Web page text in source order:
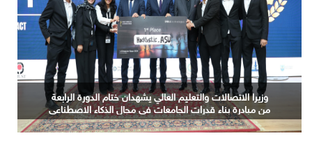
الذكاء الاصطناعي السيادي.. من عبء التكلفة إلى مصدر
للقيمة